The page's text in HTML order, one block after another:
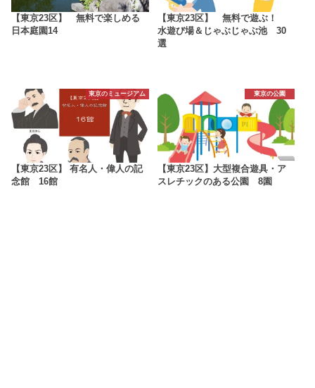
【東京23区】 無料で楽しめる
日本庭園14
【東京23区】 無料で遊ぶ！
水遊び場＆じゃぶじゃぶ池 30
選
東京のミュージアム
【東京23区】 有名人・偉人の記
念館 16館
東京の公園
【東京23区】大型複合遊具・ア
スレチックのある公園 8園